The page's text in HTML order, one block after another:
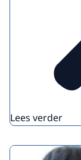
Lees verder